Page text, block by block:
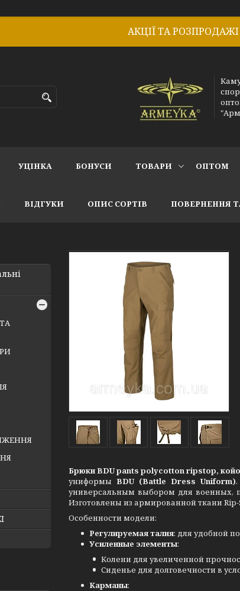
АКЦІЇ ТА РОЗПРОДАЖІ
УЦІНКА БОНУСИ ТОВАРИ ОПТОМ
ВІДГУКИ ОПИС СОРТІВ ПОВЕРНЕННЯ
Брюки BDU pants polycotton ripstop,
униформыBDU (Battle Dress Uniform)
универсальным выбором для военных,
Изготовлены из армированной ткани
Особенности модели:
Регулируемая талия: для удобной
Усиленные элементы:
Колени для увеличенной
Сиденье для долговечности в
Карманы: